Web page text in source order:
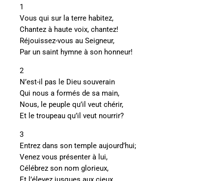
1
Vous qui sur la terre habitez,
Chantez à haute voix, chantez!
Réjouissez-vous au Seigneur,
Par un saint hymne à son honneur!
2
N’est-il pas le Dieu souverain
Qui nous a formés de sa main,
Nous, le peuple qu’il veut chérir,
Et le troupeau qu’il veut nourrir?
3
Entrez dans son temple aujourd’hui;
Venez vous présenter à lui,
Célébrez son nom glorieux,